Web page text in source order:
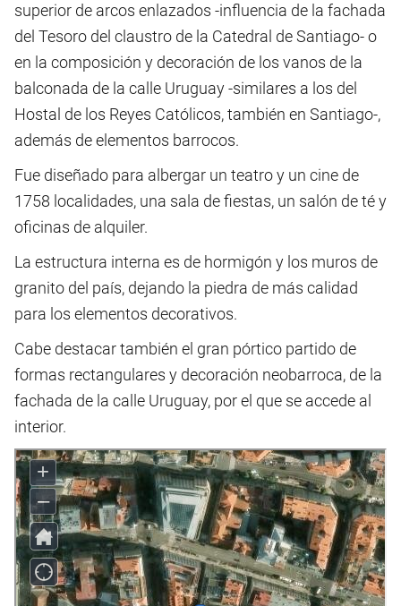
superior de arcos enlazados -influencia de la fachada
del Tesoro del claustro de la Catedral de Santiago- o
en la composición y decoración de los vanos de la
balconada de la calle Uruguay -similares a los del
Hostal de los Reyes Católicos, también en Santiago-,
además de elementos barrocos.
Fue diseñado para albergar un teatro y un cine de
1758 localidades, una sala de fiestas, un salón de té y
oficinas de alquiler.
La estructura interna es de hormigón y los muros de
granito del país, dejando la piedra de más calidad
para los elementos decorativos.
Cabe destacar también el gran pórtico partido de
formas rectangulares y decoración neobarroca, de la
fachada de la calle Uruguay, por el que se accede al
interior.